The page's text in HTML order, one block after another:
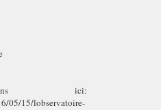
ici:
05/15/lobservatoire-